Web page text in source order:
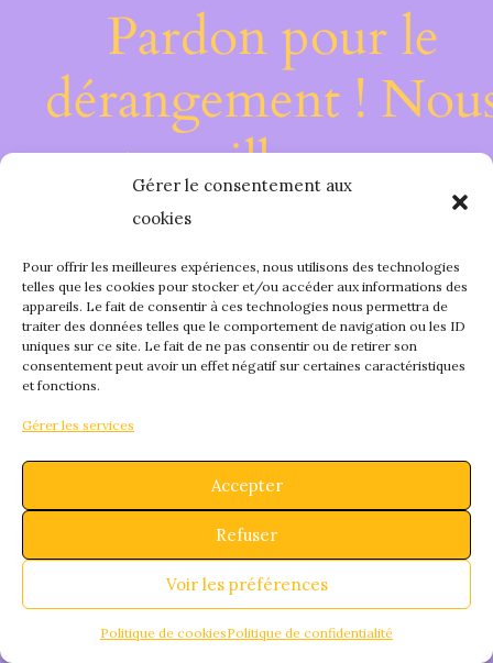
Gérer le consentement aux
cookies
Pour offrir les meilleures expériences, nous utilisons des technologies
telles que les cookies pour stocker et/ou accéder aux informations des
appareils. Le fait de consentir à ces technologies nous permettra de
traiter des données telles que le comportement de navigation ou les ID
uniques sur ce site. Le fait de ne pas consentir ou de retirer son
consentement peut avoir un effet négatif sur certaines caractéristiques
et fonctions.
Gérer les services
Accepter
Refuser
Voir les préférences
Politique de cookiesPolitique de confidentialité
Pardon pour le
dérangement !
travaillons sur
quelque chose de
fantastique –
bientôt !